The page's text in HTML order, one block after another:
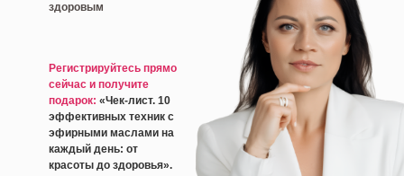
здоровым
Регистрируйтесь прямо
сейчас и получите
подарок: «Чек-лист. 10
эффективных техник с
эфирными маслами на
каждый день: от
красоты до здоровья».